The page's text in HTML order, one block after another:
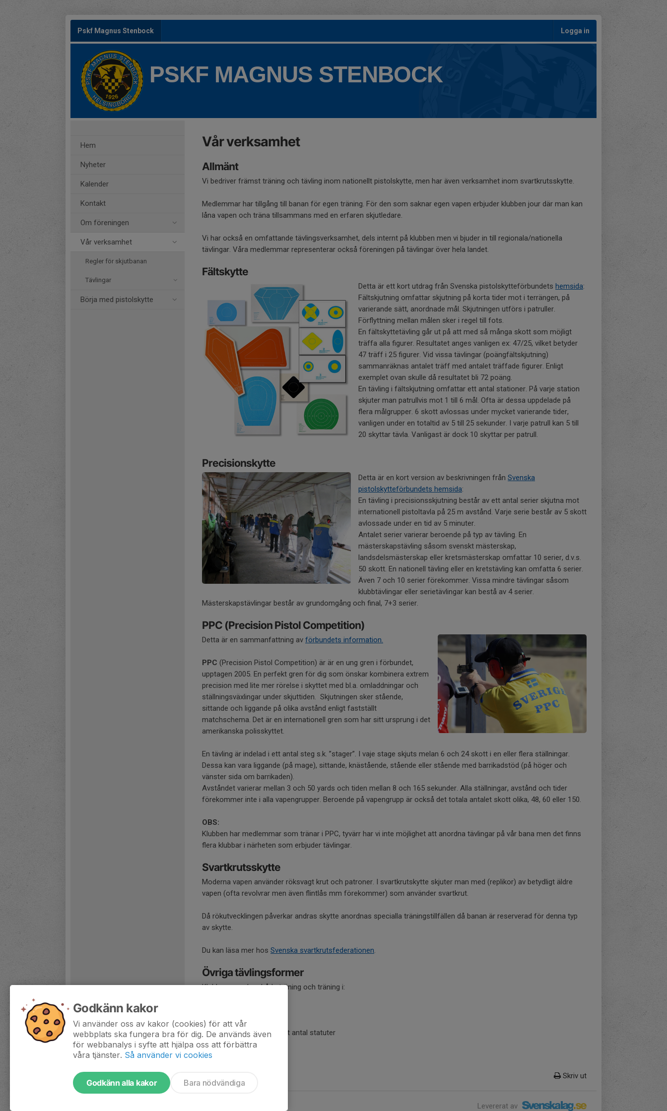
Pskf Magnus Stenbock Logga in
PSKF MAGNUS STENBOCK
Hem
Nyheter
Kalender
Kontakt
Om föreningen
Vår verksamhet
Regler för skjutbanan
Tävlingar
Börja med pistolskytte
Vår verksamhet
Allmänt
Vi bedriver främst träning och tävling inom nationellt pistolskytte, men har även verksamhet inom svartkrutsskytte.
Medlemmar har tillgång till banan för egen träning. För den som saknar egen vapen erbjuder klubben jour där man kan
låna vapen och träna tillsammans med en erfaren skjutledare.
Vi har också en omfattande tävlingsverksamhet, dels internt på klubben men vi bjuder in till regionala/nationella
tävlingar. Våra medlemmar representerar också föreningen på tävlingar över hela landet.
Fältskytte
Detta är ett kort utdrag från Svenska pistolskytteförbundets hemsida:
Fältskjutning omfattar skjutning på korta tider mot i terrängen, på
varierande sätt, anordnade mål. Skjutningen utförs i patruller.
Förflyttning mellan målen sker i regel till fots.
En fältskyttetävling går ut på att med så många skott som möjligt
träffa alla figurer. Resultatet anges vanligen ex: 47/25, vilket betyder
47 träff i 25 figurer. Vid vissa tävlingar (poängfältskjutning)
sammanräknas antalet träff med antalet träffade figurer. Enligt
exemplet ovan skulle då resultatet bli 72 poäng.
En tävling i fältskjutning omfattar ett antal stationer. På varje station
skjuter man patrullvis mot 1 till 6 mål. Ofta är dessa uppdelade på
flera målgrupper. 6 skott avlossas under mycket varierande tider,
vanligen under en totaltid av 5 till 25 sekunder. I varje patrull kan 5 till
20 skyttar tävla. Vanligast är dock 10 skyttar per patrull.
Precisionskytte
Detta är en kort version av beskrivningen från Svenska
pistolskytteförbundets hemsida:
En tävling i precisionsskjutning består av ett antal serier skjutna mot
internationell pistoltavla på 25 m avstånd. Varje serie består av 5 skott
avlossade under en tid av 5 minuter.
Antalet serier varierar beroende på typ av tävling. En
mästerskapstävling såsom svenskt mästerskap,
landsdelsmästerskap eller kretsmästerskap omfattar 10 serier, d.v.s.
50 skott. En nationell tävling eller en kretstävling kan omfatta 6 serier.
Även 7 och 10 serier förekommer. Vissa mindre tävlingar såsom
klubbtävlingar eller serietävlingar kan bestå av 4 serier.
Mästerskapstävlingar består av grundomgång och final, 7+3 serier.
PPC (Precision Pistol Competition)
Detta är en sammanfattning av förbundets information.
PPC (Precision Pistol Competition) är är en ung gren i förbundet,
upptagen 2005. En perfekt gren för dig som önskar kombinera extrem
precision med lite mer rörelse i skyttet med bl.a. omladdningar och
ställningsväxlingar under skjuttiden. Skjutningen sker stående,
sittande och liggande på olika avstånd enligt fastställt
matchschema. Det är en internationell gren som har sitt ursprung i det
amerikanska polisskyttet.
En tävling är indelad i ett antal steg s.k. ”stager”. I vaje stage skjuts melan 6 och 24 skott i en eller flera ställningar.
Dessa kan vara liggande (på mage), sittande, knästående, stående eller stående med barrikadstöd (på höger och
vänster sida om barrikaden).
Avståndet varierar mellan 3 och 50 yards och tiden mellan 8 och 165 sekunder. Alla ställningar, avstånd och tider
förekommer inte i alla vapengrupper. Beroende på vapengrupp är också det totala antalet skott olika, 48, 60 eller 150.
OBS:
Klubben har medlemmar som tränar i PPC, tyvärr har vi inte möjlighet att anordna tävlingar på vår bana men det finns
flera klubbar i närheten som erbjuder tävlingar.
Svartkrutsskytte
Moderna vapen använder röksvagt krut och patroner. I svartkrutskytte skjuter man med (replikor) av betydligt äldre
vapen (ofta revolvrar men även flintlås mm förekommer) som använder svartkrut.
Då rökutvecklingen påverkar andras skytte anordnas specialla träningstillfällen då banan är reserverad för denna typ
av skytte.
Du kan läsa mer hos Svenska svartkrutsfederationen
Övriga tävlingsformer
Klubben anordnar både träning och träning i:
Våra tävlingar beskrivs i ett antal statuter
Skriv ut
Levererat av
Godkänn kakor
Vi använder oss av kakor (cookies) för att vår
webbplats ska fungera bra för dig. De används även
för webbanalys i syfte att hjälpa oss att förbättra
våra tjänster. Så använder vi cookies
Godkänn alla kakor Bara nödvändiga